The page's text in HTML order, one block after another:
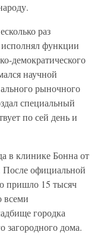
раз
исполнял функции
демократического
научной
рыночного
специальный
по сей день и
в клинике Бонна от
После официальной
пришло 15 тысяч
всеми
городка
загородного дома.